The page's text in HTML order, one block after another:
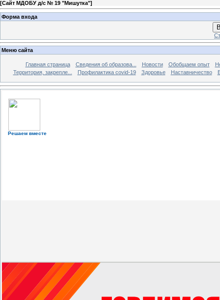
[Сайт МДОБУ д/с № 19 "Мишутка"]
Форма входа
Меню сайта
Главная страница Сведения об образова... Новости Обобщаем опыт
Территория, закрепле...
Профилактика covid-19 Здоровье Наставничество
Решаем вместе